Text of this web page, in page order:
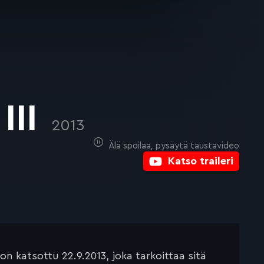
Katso traileri
Älä spoilaa, pysäytä taustavideo
2013
katsottu 22.9.2013, joka tarkoittaa sitä